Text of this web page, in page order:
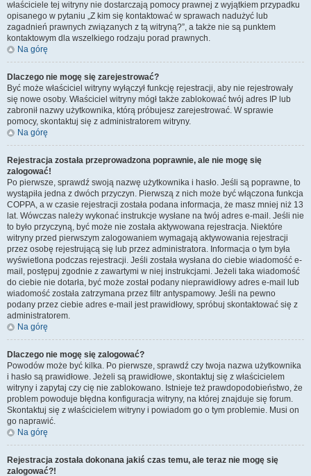
właściciele tej witryny nie dostarczają pomocy prawnej z wyjątkiem przypadku
opisanego w pytaniu „Z kim się kontaktować w sprawach nadużyć lub
zagadnień prawnych związanych z tą witryną?”, a także nie są punktem
kontaktowym dla wszelkiego rodzaju porad prawnych.
Na górę
Dlaczego nie mogę się zarejestrować?
Być może właściciel witryny wyłączył funkcję rejestracji, aby nie rejestrowały
się nowe osoby. Właściciel witryny mógł także zablokować twój adres IP lub
zabronił nazwy użytkownika, którą próbujesz zarejestrować. W sprawie
pomocy, skontaktuj się z administratorem witryny.
Na górę
Rejestracja została przeprowadzona poprawnie, ale nie mogę się
zalogować!
Po pierwsze, sprawdź swoją nazwę użytkownika i hasło. Jeśli są poprawne, to
wystąpiła jedna z dwóch przyczyn. Pierwszą z nich może być włączona funkcja
COPPA, a w czasie rejestracji została podana informacja, że masz mniej niż 13
lat. Wówczas należy wykonać instrukcje wysłane na twój adres e-mail. Jeśli nie
to było przyczyną, być może nie została aktywowana rejestracja. Niektóre
witryny przed pierwszym zalogowaniem wymagają aktywowania rejestracji
przez osobę rejestrującą się lub przez administratora. Informacja o tym była
wyświetlona podczas rejestracji. Jeśli została wysłana do ciebie wiadomość e-
mail, postępuj zgodnie z zawartymi w niej instrukcjami. Jeżeli taka wiadomość
do ciebie nie dotarła, być może został podany nieprawidłowy adres e-mail lub
wiadomość została zatrzymana przez filtr antyspamowy. Jeśli na pewno
podany przez ciebie adres e-mail jest prawidłowy, spróbuj skontaktować się z
administratorem.
Na górę
Dlaczego nie mogę się zalogować?
Powodów może być kilka. Po pierwsze, sprawdź czy twoja nazwa użytkownika
i hasło są prawidłowe. Jeżeli są prawidłowe, skontaktuj się z właścicielem
witryny i zapytaj czy cię nie zablokowano. Istnieje też prawdopodobieństwo, że
problem powoduje błędna konfiguracja witryny, na której znajduje się forum.
Skontaktuj się z właścicielem witryny i powiadom go o tym problemie. Musi on
go naprawić.
Na górę
Rejestracja została dokonana jakiś czas temu, ale teraz nie mogę się
zalogować?!